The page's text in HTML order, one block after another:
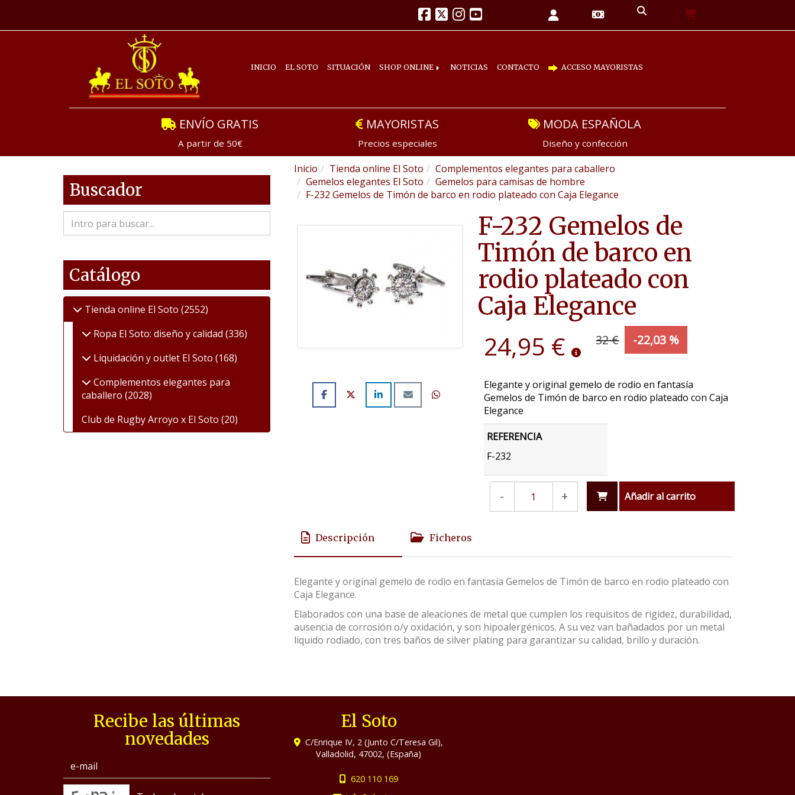
INICIO EL SOTO SITUACIÓN SHOP ONLINE NOTICIAS CONTACTO ACCESO MAYORISTAS
ENVÍO GRATIS
A partir de 50€
MAYORISTAS
Precios especiales
MODA ESPAÑOLA
Diseño y confección
Inicio Tienda online El Soto
Complementos elegantes para caballero
Gemelos elegantes El Soto
Gemelos para camisas de hombre
F-232 Gemelos de Timón de barco en rodio plateado con Caja Elegance
F-232 Gemelos de
Timón de barco en
rodio plateado con
Caja Elegance
24,95 € 32 € -22,03 %
Elegante y original gemelo de rodio en fantasía
Gemelos de Timón de barco en rodio plateado con Caja
Elegance
REFERENCIA
F-232
- + Añadir al carrito
Descripción Ficheros
Elegante y original gemelo de rodio en fantasía Gemelos de Timón de barco en rodio plateado con
Caja Elegance.
Elaborados con una base de aleaciones de metal que cumplen los requisitos de rigidez, durabilidad,
ausencia de corrosión o/y oxidación, y son hipoalergénicos. A su vez van bañadados por un metal
liquido rodiado, con tres baños de silver plating para garantizar su calidad, brillo y duración.
Buscador
Catálogo
Tienda online El Soto (2552)
Ropa El Soto: diseño y calidad (336)
Liquidación y outlet El Soto (168)
Complementos elegantes para
caballero (2028)
Club de Rugby Arroyo x El Soto (20)
Recibe las últimas
novedades
El Soto
C/Enrique IV, 2 (Junto C/Teresa Gil),
Valladolid, 47002,(España)
620 110 169